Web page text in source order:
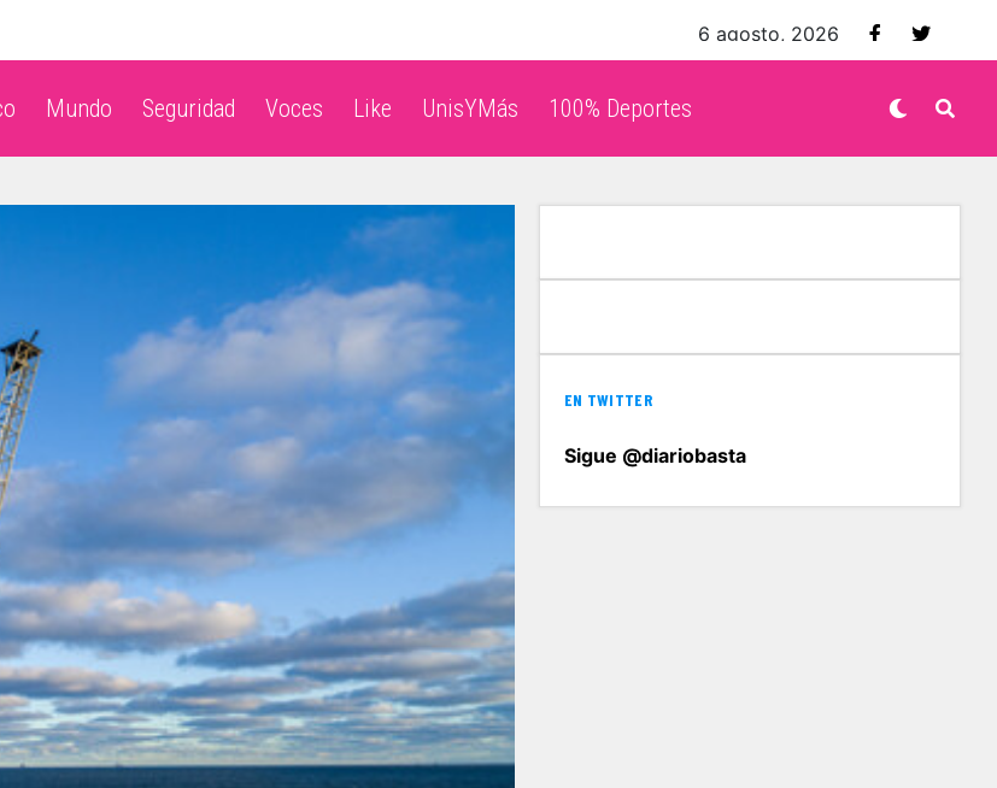
6 agosto, 2026
Mundo Seguridad Voces Like UnisYMás 100% Deportes
EN TWITTER
Sigue @diariobasta